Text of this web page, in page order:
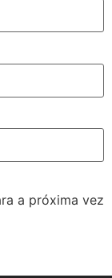
a próxima vez